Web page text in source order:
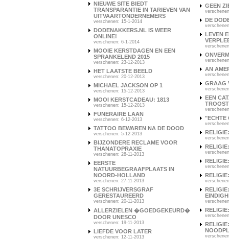
NIEUWE SITE BIEDT
TRANSPARANTIE IN TARIEVEN VAN
UITVAARTONDERNEMERS
verschenen: 15-1-2014
DODENAKKERS.NL IS WEER
ONLINE!
verschenen: 6-1-2014
MOOIE KERSTDAGEN EN EEN
SPRANKELEND 2015
verschenen: 23-12-2013
HET LAATSTE BEELD
verschenen: 20-12-2013
MICHAEL JACKSON OP 1
verschenen: 15-12-2013
MOOI KERSTCADEAU: 1813
verschenen: 15-12-2013
FUNERAIRE LAAN
verschenen: 6-12-2013
TATTOO BEWAREN NA DE DOOD
verschenen: 5-12-2013
BIJZONDERE RECLAME VOOR
THANATOPRAXIE
verschenen: 28-11-2013
EERSTE
NATUURBEGRAAFPLAATS IN
NOORD-HOLLAND
verschenen: 27-11-2013
3E SCHRIJVERSGRAF
GERESTAUREERD
verschenen: 20-11-2013
ALLERZIELEN �GOEDGEKEURD�
DOOR UNESCO
verschenen: 19-11-2013
LIEFDE VOOR LATER
verschenen: 12-11-2013
GEEN
DE
LEVEN
AN
GRAAG
EEN
TROOST
"ECHTE